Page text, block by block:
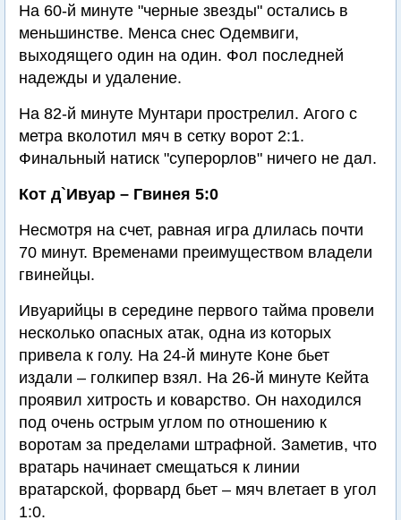
На 60-й минуте "черные звезды" остались в
меньшинстве. Менса снес Одемвиги,
выходящего один на один. Фол последней
надежды и удаление.
На 82-й минуте Мунтари прострелил. Агого с
метра вколотил мяч в сетку ворот 2:1.
Финальный натиск "суперорлов" ничего не дал.
Кот д`Ивуар – Гвинея 5:0
Несмотря на счет, равная игра длилась почти
70 минут. Временами преимуществом владели
гвинейцы.
Ивуарийцы в середине первого тайма провели
несколько опасных атак, одна из которых
привела к голу. На 24-й минуте Коне бьет
издали – голкипер взял. На 26-й минуте Кейта
проявил хитрость и коварство. Он находился
под очень острым углом по отношению к
воротам за пределами штрафной. Заметив, что
вратарь начинает смещаться к линии
вратарской, форвард бьет – мяч влетает в угол
1:0.